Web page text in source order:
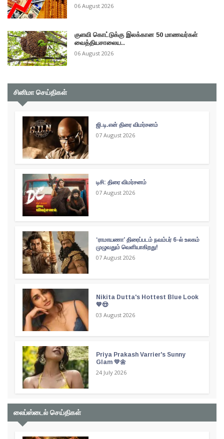
06 August 2026
குளவி கொட்டுக்கு இலக்கான 50 மாணவர்கள்
வைத்தியசாலைய..
06 August 2026
சினிமா செய்திகள்
ஜி.டி.என் திரை விமர்சனம்
07 August 2026
டிசி: திரை விமர்சனம்
07 August 2026
‘ராமாயணா’ திரைப்படம் நவம்பர் 6-ல் உலகம்
முழுவதும் வெளியாகிறது!
07 August 2026
Nikita Dutta's Hottest Blue Look
💙😍
03 August 2026
Priya Prakash Varrier's Sunny
Glam 💛🌼
24 July 2026
லைப்ஸ்டைல் செய்திகள்